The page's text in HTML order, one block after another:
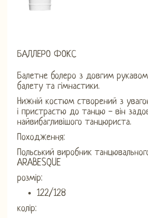
БАЛЛЕРО ФОКС
Балетне болеро з довгим
балету та гімнастики.
Нижній костюм створений з
і пристрастю до танцю - він
найвибагливішого танцюриста.
Походження:
Польський виробник
ARABESQUE
розмір:
122/128
колір: